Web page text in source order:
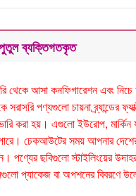
ব্যক্তিগতকৃত
থেকে আসা কনফিগারেশন এবং
পণ্যগুলো চায়না ব্র্যান্ডের
করা হয়। এগুলো ইউরোপ, মার্কিন
পারে। চেকআউটের সময় আপনার
ছবিগুলো স্টাইলিংয়ের
প্যাকেজ বা অপশনের বিবরণে